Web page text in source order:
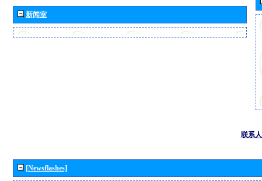
新闻室
联系人
[Newsflashes]